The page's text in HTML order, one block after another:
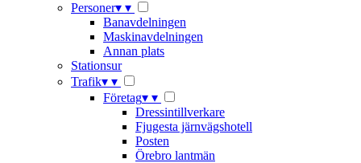
Personer▾ ▾
Banavdelningen
Maskinavdelningen
Annan plats
Stationsur
Trafik▾ ▾
Företag▾ ▾
Dressintillverkare
Fjugesta järnvägshotell
Posten
Örebro lantmän